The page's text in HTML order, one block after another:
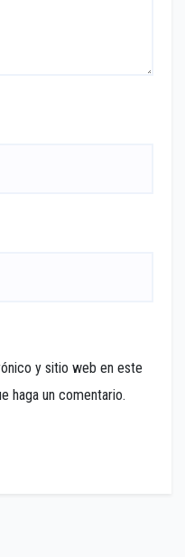
y sitio web en este
haga un comentario.